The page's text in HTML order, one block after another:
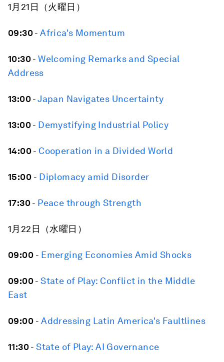
1月21日（火曜日）
09:30-Africa's Momentum
10:30-Welcoming Remarks and Special
Address
13:00-Japan Navigates Uncertainty
13:00- Demystifying Industrial Policy
14:00- Cooperation in a Divided World
15:00 - Diplomacy amid Disorder
17:30- Peace through Strength
1月22日（水曜日）
09:00 - Emerging Economies Amid Shocks
09:00-State of Play: Conflict in the Middle
East
09:00 -Addressing Latin America's Faultlines
11:30-State of Play: AI Governance